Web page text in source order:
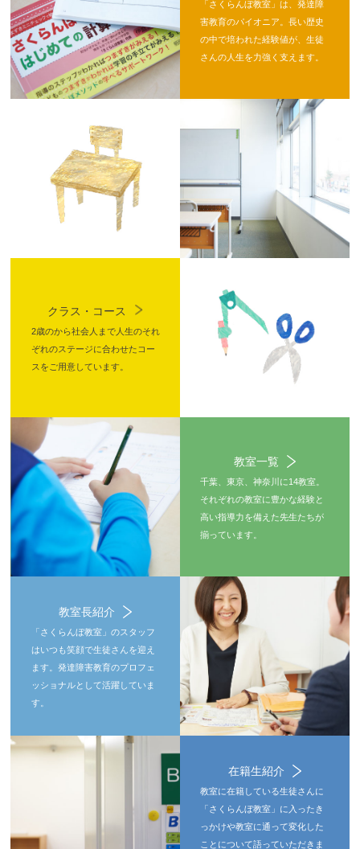
「さくらんぼ教室」は、発達障
害教育のパイオニア。長い歴史
の中で培われた経験値が、生徒
さんの人生を力強く支えます。
クラス・コース
2歳のから社会人まで人生のそれ
ぞれのステージに合わせたコー
スをご用意しています。
教室一覧
千葉、東京、神奈川に14教室。
それぞれの教室に豊かな経験と
高い指導力を備えた先生たちが
揃っています。
教室長紹介
「さくらんぼ教室」のスタッフ
はいつも笑顔で生徒さんを迎え
ます。発達障害教育のプロフェ
ッショナルとして活躍していま
す。
在籍生紹介
教室に在籍している生徒さんに
「さくらんぼ教室」に入ったき
っかけや教室に通って変化した
ことについて語っていただきま